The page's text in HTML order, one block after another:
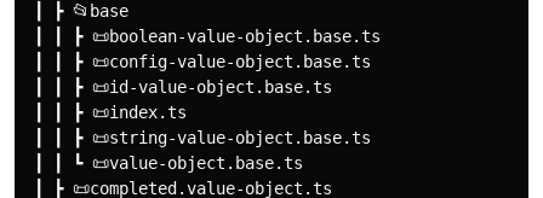
┃ ┣ 📂base
┃ ┃ ┣ 📜boolean-value-object.base.ts
┃ ┃ ┣ 📜config-value-object.base.ts
┃ ┃ ┣ 📜id-value-object.base.ts
┃ ┃ ┣ 📜index.ts
┃ ┃ ┣ 📜string-value-object.base.ts
┃ ┃ ┗ 📜value-object.base.ts
┃ ┣ 📜completed.value-object.ts